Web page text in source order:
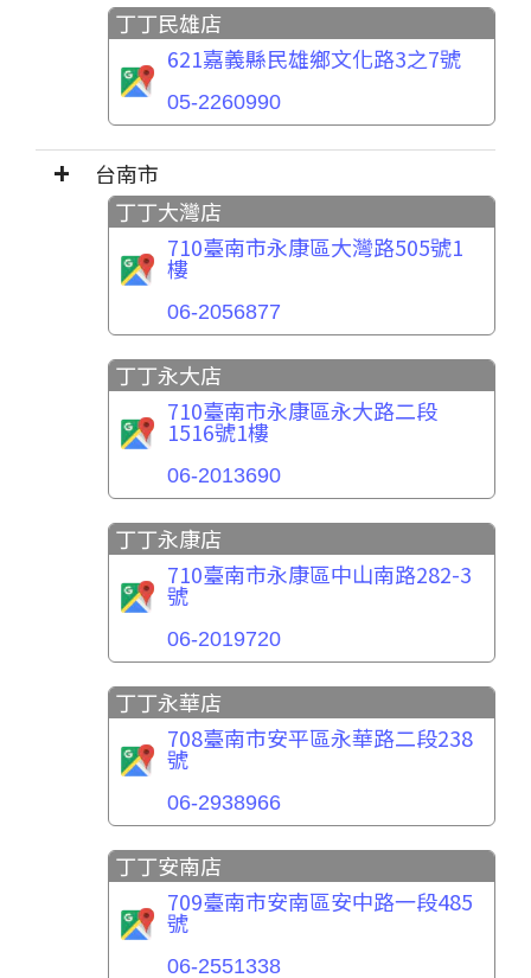
丁丁民雄店
621嘉義縣民雄鄉文化路3之7號
05-2260990
台南市
丁丁大灣店
710臺南市永康區大灣路505號1
樓
06-2056877
丁丁永大店
710臺南市永康區永大路二段
1516號1樓
06-2013690
丁丁永康店
710臺南市永康區中山南路282-3
號
06-2019720
丁丁永華店
708臺南市安平區永華路二段238
號
06-2938966
丁丁安南店
709臺南市安南區安中路一段485
號
06-2551338